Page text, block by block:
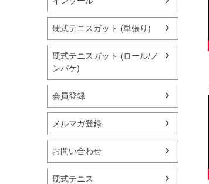
硬式テニスガット (単張り)
硬式テニスガット (ロール/ノ
ンパケ)
会員登録
メルマガ登録
お問い合わせ
硬式テニス